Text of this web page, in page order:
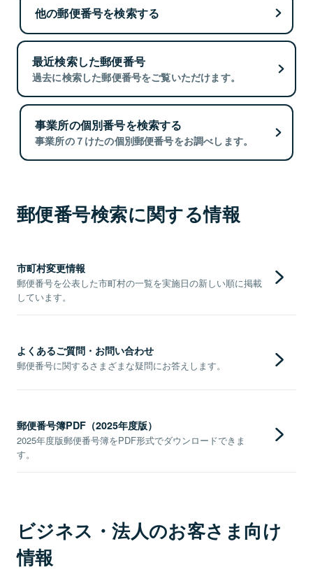
他の郵便番号を検索する
最近検索した郵便番号
過去に検索した郵便番号をご覧いただけます。
事業所の個別番号を検索する
事業所の７けたの個別郵便番号をお調べします。
郵便番号検索に関する情報
市町村変更情報
郵便番号を公表した市町村の一覧を実施日の新しい順に掲載
しています。
よくあるご質問・お問い合わせ
郵便番号に関するさまざまな疑問にお答えします。
郵便番号簿PDF（2025年度版）
2025年度版郵便番号簿をPDF形式でダウンロードできま
す。
ビジネス・法人のお客さま向け
情報